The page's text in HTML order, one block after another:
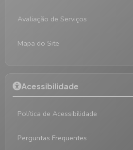
Avaliação de Serviços
Mapa do Site
Acessibilidade
Política de Acessibilidade
Perguntas Frequentes